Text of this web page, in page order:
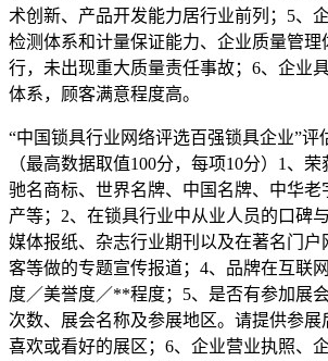
术创新、产品开发能力居行业前列；5、
检测体系和计量保证能力、企业质量管理
行，未出现重大质量责任事故；6、企业
体系，顾客满意程度高。
“中国锁具行业网络评选百强锁具企业”评
（最高数据取值100分，每项10分）1、
驰名商标、世界名牌、中国名牌、中华老
产等；2、在锁具行业中从业人员的口碑
媒体报纸、杂志行业期刊以及在著名门户
客等做的专题宣传报道；4、品牌在互联
度／美誉度／**程度；5、是否有参加展
次数、展会名称及参展地区。请提供参
喜欢或看好的展区；6、企业营业执照、